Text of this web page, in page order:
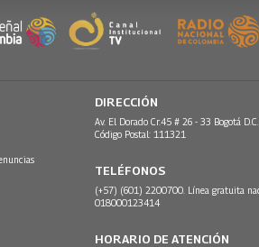
DIRECCIÓN
Av. El Dorado Cr.45 # 26 - 33 Bogotá
Código Postal: 111321
TELÉFONOS
(+57) (601) 2200700. Línea gratuita
018000123414
HORARIO DE ATENCIÓN